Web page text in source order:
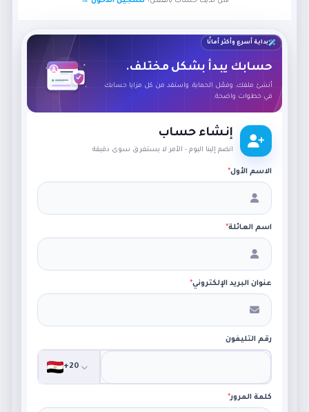
بداية أسرع وأكثر أمانًا
حسابك يبدأ بشكل مختلف.
أنشئ ملفك، وفعّل الحماية، واستفد من كل مزايا حسابك
في خطوات واضحة.
إنشاء حساب
انضم إلينا اليوم - الأمر لا يستغرق سوى دقيقة
الاسم الأول*
اسم العائلة*
عنوان البريد الإلكتروني*
رقم التليفون
+20
كلمة المرور*